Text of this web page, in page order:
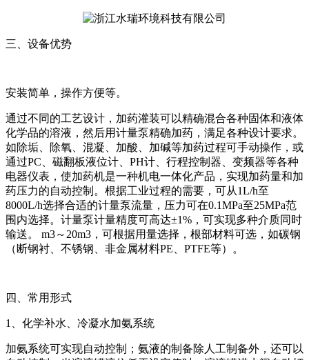
三、设备优势
安装简单，操作方便等。
通过不同的工艺设计，加药灌装可以精确混合各种固体和液体
化学品的溶液，然后用计量泵精确加药，满足各种设计要求。
如除垢、除氧、混凝、加酸、加碱等加药过程可手动操作，或
通过PC、磁翻板液位计、PH计、行程控制器、变频器等各种
电器仪表，使加药机是一种机电一体化产品，实现加药量和加
药压力的自动控制。根据工业过程的需要，可从1L/h至
8000L/h选择合适的计量泵流量，压力可在0.1MPa至25MPa范
围内选择。计量泵计量精度可高达±1%，可实现多种介质同时
输送。 m3～20m3，可根据用量选择，根部材料可选，如碳钢
（断钢衬、不锈钢、非金属材料PE、PTFE等）。
四、常用形式
1、化学补水、冷凝水加氨系统
加氨系统可实现自动控制；氨液的制备除人工制备外，还可以